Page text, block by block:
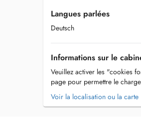
Langues parlées
Deutsch
Informations sur le
Veuillez activer les "cookies
page pour permettre le
Voir la localisation ou la carte